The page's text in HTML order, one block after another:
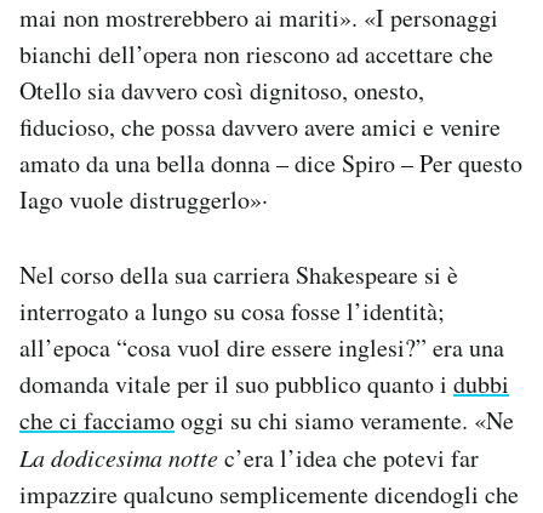
mai non mostrerebbero ai mariti». «I personaggi
bianchi dell’opera non riescono ad accettare che
Otello sia davvero così dignitoso, onesto,
fiducioso, che possa davvero avere amici e venire
amato da una bella donna – dice Spiro – Per questo
Iago vuole distruggerlo»·
Nel corso della sua carriera Shakespeare si è
interrogato a lungo su cosa fosse l’identità;
all’epoca “cosa vuol dire essere inglesi?” era una
domanda vitale per il suo pubblico quanto i dubbi
che ci facciamooggi su chi siamo veramente. «Ne
La dodicesima nottec’era l’idea che potevi far
impazzire qualcuno semplicemente dicendogli che